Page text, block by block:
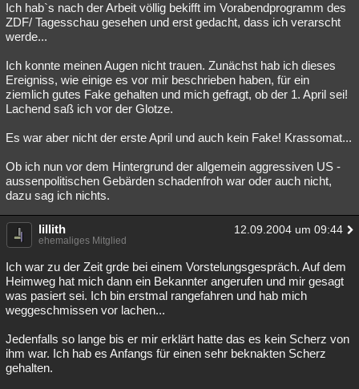
Ich hab`s nach der Arbeit völlig bekifft im Vorabendprogramm des
ZDF/ Tagesschau gesehen und erst gedacht, dass ich verarscht
werde...
Ich konnte meinen Augen nicht trauen. Zunächst hab ich dieses
Ereigniss, wie einige es vor mir beschrieben haben, für ein
ziemlich gutes Fake gehalten und mich gefragt, ob der 1. April sei!
Lachend saß ich vor der Glotze.
Es war aber nicht der erste April und auch kein Fake! Krassomat...
Ob ich nun vor dem Hintergrund der allgemein aggressiven US -
aussenpolitischen Gebärden schadenfroh war oder auch nicht,
dazu sag ich nichts.
lillith 12.09.2004 um 09:44
ehemaliges Mitglied
Ich war zu der Zeit grde bei einem Vorstelungsgespräch. Auf dem
Heimweg hat mich dann ein Bekannter angerufen und mir gesagt
was pasiert sei. Ich bin erstmal rangefahren und hab mich
weggeschmissen vor lachen...
Jedenfalls so lange bis er mir erklärt hatte das es kein Scherz von
ihm war. Ich hab es Anfangs für einen sehr beknakten Scherz
gehalten.